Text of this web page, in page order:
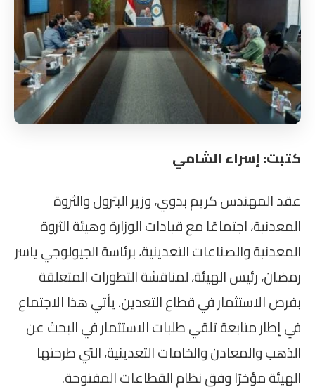
كتبت: إسراء الشامي
عقد المهندس كريم بدوي، وزير البترول والثروة
المعدنية، اجتماعًا مع قيادات الوزارة وهيئة الثروة
المعدنية والصناعات التعدينية، برئاسة الجيولوجي ياسر
رمضان، رئيس الهيئة، لمناقشة التطورات المتعلقة
بفرص الاستثمار في قطاع التعدين. يأتي هذا الاجتماع
في إطار متابعة تلقي طلبات الاستثمار في البحث عن
الذهب والمعادن والخامات التعدينية، التي طرحتها
الهيئة مؤخرًا وفق نظام القطاعات المفتوحة.